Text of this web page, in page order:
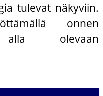
tulevat näkyviin.
onnen
olevaan